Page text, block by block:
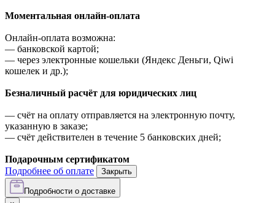
Моментальная онлайн-оплата
Онлайн-оплата возможна:
— банковской картой;
— через электронные кошельки (Яндекс Деньги, Qiwi
кошелек и др.);
Безналичный расчёт для юридических лиц
— счёт на оплату отправляется на электронную почту,
указанную в заказе;
— счёт действителен в течение 5 банковских дней;
Подарочным сертификатом
Подробнее об оплате
Закрыть
Подробности о доставке